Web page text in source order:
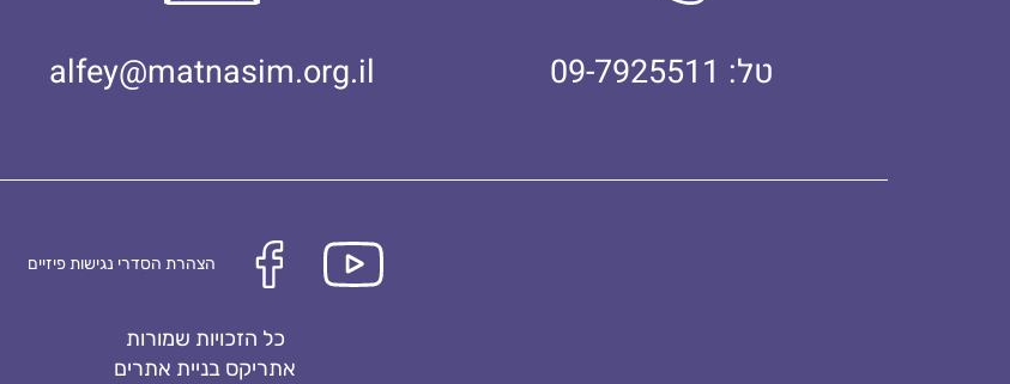
טל: 09-7925511 alfey@matnasim.org.il
הצהרת הסדרי נגישות פיזיים
כל הזכויות שמורות
אתריקס בניית אתרים